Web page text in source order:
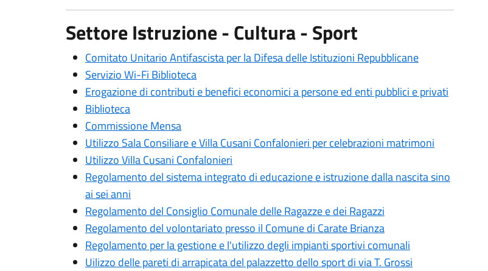
Settore Istruzione - Cultura - Sport
Comitato Unitario Antifascista per la Difesa delle Istituzioni Repubblicane
Servizio Wi-Fi Biblioteca
Erogazione di contributi e benefici economici a persone ed enti pubblici e privati
Biblioteca
Commissione Mensa
Utilizzo Sala Consiliare e Villa Cusani Confalonieri per celebrazioni matrimoni
Utilizzo Villa Cusani Confalonieri
Regolamento del sistema integrato di educazione e istruzione dalla nascita sino
ai sei anni
Regolamento del Consiglio Comunale delle Ragazze e dei Ragazzi
Regolamento del volontariato presso il Comune di Carate Brianza
Regolamento per la gestione e l'utilizzo degli impianti sportivi comunali
Uilizzo delle pareti di arrapicata del palazzetto dello sport di via T. Grossi